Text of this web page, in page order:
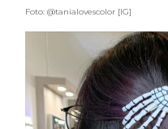
Foto: @tanialovescolor [IG]